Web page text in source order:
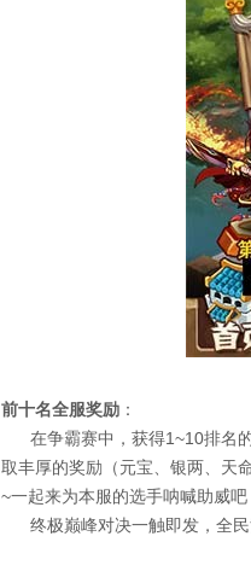
前十名全服奖励 ：
在争霸赛中，获得1~10排名的
取丰厚的奖励（元宝、银两、天
~一起来为本服的选手呐喊助威吧
终极巅峰对决一触即发，全民